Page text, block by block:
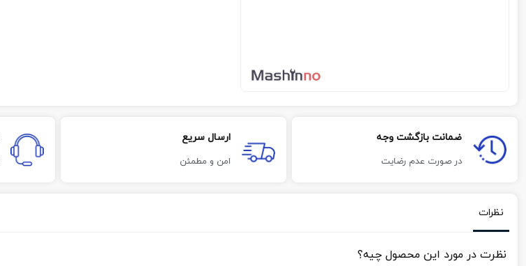
ضمانت بازگشت وجه
در صورت عدم رضایت
ارسال سریع
امن و مطمئن
نظرات
نظرت در مورد این محصول چیه؟